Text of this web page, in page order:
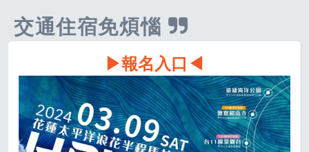
交通住宿免煩惱
▶報名入口◀